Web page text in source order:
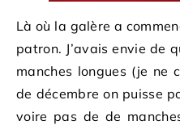
Là où la galère a
patron. J’avais envie de
manches longues (je ne
de décembre on puisse
voire pas de de